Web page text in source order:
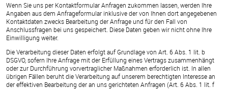
Wenn Sie uns per Kontaktformular Anfragen zukommen lassen, werden Ihre
Angaben aus dem Anfrageformular inklusive der von Ihnen dort angegebenen
Kontaktdaten zwecks Bearbeitung der Anfrage und für den Fall von
Anschlussfragen bei uns gespeichert. Diese Daten geben wir nicht ohne Ihre
Einwilligung weiter.
Die Verarbeitung dieser Daten erfolgt auf Grundlage von Art. 6 Abs. 1 lit. b
DSGVO, sofern Ihre Anfrage mit der Erfüllung eines Vertrags zusammenhängt
oder zur Durchführung vorvertraglicher Maßnahmen erforderlich ist. In allen
übrigen Fällen beruht die Verarbeitung auf unserem berechtigten Interesse an
der effektiven Bearbeitung der an uns gerichteten Anfragen (Art. 6 Abs. 1 lit. f